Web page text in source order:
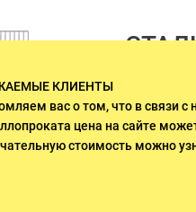
ДВЕРИ
СТЕКЛОМ И КОВКОЙ
ДАЧИ
НАД КРЫЛЬЦОМ
ГАРАНТИИ
от
КЛИЕНТЫ
вас о том, что в связи с
цена на сайте
стоимость можно